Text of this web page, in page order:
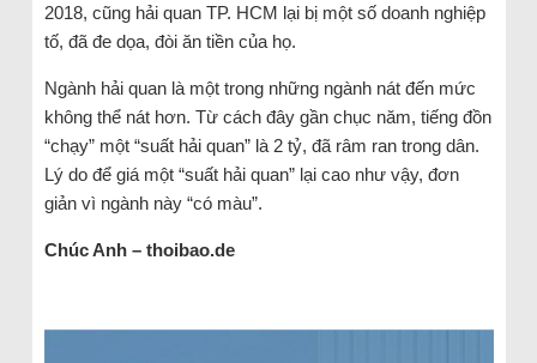
2018, cũng hải quan TP. HCM lại bị một số doanh nghiệp
tố, đã đe dọa, đòi ăn tiền của họ.
Ngành hải quan là một trong những ngành nát đến mức
không thể nát hơn. Từ cách đây gần chục năm, tiếng đồn
“chạy” một “suất hải quan” là 2 tỷ, đã râm ran trong dân.
Lý do để giá một “suất hải quan” lại cao như vậy, đơn
giản vì ngành này “có màu”.
Chúc Anh – thoibao.de